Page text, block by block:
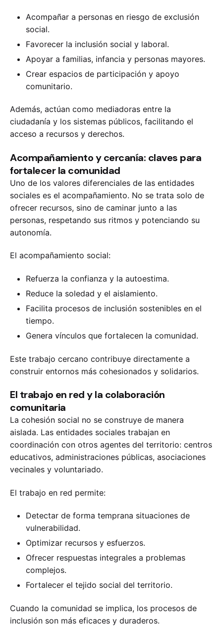
Acompañar a personas en riesgo de exclusión
social.
Favorecer la inclusión social y laboral.
Apoyar a familias, infancia y personas mayores.
Crear espacios de participación y apoyo
comunitario.
Además, actúan como mediadoras entre la
ciudadanía y los sistemas públicos, facilitando el
acceso a recursos y derechos.
Acompañamiento y cercanía: claves para
fortalecer la comunidad
Uno de los valores diferenciales de las entidades
sociales es el acompañamiento. No se trata solo de
ofrecer recursos, sino de caminar junto a las
personas, respetando sus ritmos y potenciando su
autonomía.
El acompañamiento social:
Refuerza la confianza y la autoestima.
Reduce la soledad y el aislamiento.
Facilita procesos de inclusión sostenibles en el
tiempo.
Genera vínculos que fortalecen la comunidad.
Este trabajo cercano contribuye directamente a
construir entornos más cohesionados y solidarios.
El trabajo en red y la colaboración
comunitaria
La cohesión social no se construye de manera
aislada. Las entidades sociales trabajan en
coordinación con otros agentes del territorio: centros
educativos, administraciones públicas, asociaciones
vecinales y voluntariado.
El trabajo en red permite:
Detectar de forma temprana situaciones de
vulnerabilidad.
Optimizar recursos y esfuerzos.
Ofrecer respuestas integrales a problemas
complejos.
Fortalecer el tejido social del territorio.
Cuando la comunidad se implica, los procesos de
inclusión son más eficaces y duraderos.